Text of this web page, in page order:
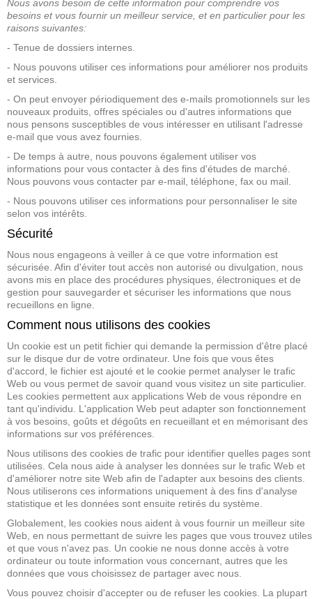
Nous avons besoin de cette information pour comprendre vos
besoins et vous fournir un meilleur service, et en particulier pour les
raisons suivantes:
- Tenue de dossiers internes.
- Nous pouvons utiliser ces informations pour améliorer nos produits
et services.
- On peut envoyer périodiquement des e-mails promotionnels sur les
nouveaux produits, offres spéciales ou d'autres informations que
nous pensons susceptibles de vous intéresser en utilisant l'adresse
e-mail que vous avez fournies.
- De temps à autre, nous pouvons également utiliser vos
informations pour vous contacter à des fins d'études de marché.
Nous pouvons vous contacter par e-mail, téléphone, fax ou mail.
- Nous pouvons utiliser ces informations pour personnaliser le site
selon vos intérêts.
Sécurité
Nous nous engageons à veiller à ce que votre information est
sécurisée. Afin d'éviter tout accès non autorisé ou divulgation, nous
avons mis en place des procédures physiques, électroniques et de
gestion pour sauvegarder et sécuriser les informations que nous
recueillons en ligne.
Comment nous utilisons des cookies
Un cookie est un petit fichier qui demande la permission d'être placé
sur le disque dur de votre ordinateur. Une fois que vous êtes
d'accord, le fichier est ajouté et le cookie permet analyser le trafic
Web ou vous permet de savoir quand vous visitez un site particulier.
Les cookies permettent aux applications Web de vous répondre en
tant qu'individu. L'application Web peut adapter son fonctionnement
à vos besoins, goûts et dégoûts en recueillant et en mémorisant des
informations sur vos préférences.
Nous utilisons des cookies de trafic pour identifier quelles pages sont
utilisées. Cela nous aide à analyser les données sur le trafic Web et
d'améliorer notre site Web afin de l'adapter aux besoins des clients.
Nous utiliserons ces informations uniquement à des fins d'analyse
statistique et les données sont ensuite retirés du système.
Globalement, les cookies nous aident à vous fournir un meilleur site
Web, en nous permettant de suivre les pages que vous trouvez utiles
et que vous n'avez pas. Un cookie ne nous donne accès à votre
ordinateur ou toute information vous concernant, autres que les
données que vous choisissez de partager avec nous.
Vous pouvez choisir d'accepter ou de refuser les cookies. La plupart